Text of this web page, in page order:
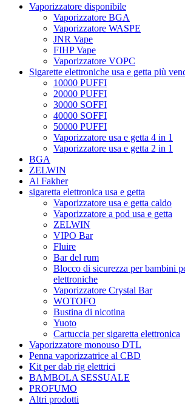
Vaporizzatore disponibile
Vaporizzatore BGA
Vaporizzatore WASPE
JNR Vape
FIHP Vape
Vaporizzatore VOPC
Sigarette elettroniche usa e getta più
10000 PUFFI
20000 PUFFI
30000 SOFFI
40000 SOFFI
50000 PUFFI
Vaporizzatore usa e getta 4 in 1
Vaporizzatore usa e getta 2 in 1
BGA
ZELWIN
Al Fakher
sigaretta elettronica usa e getta
Vaporizzatore usa e getta caldo
Vaporizzatore a pod usa e getta
ZELWIN
VIPO Bar
Fluire
Bar del rum
Blocco di sicurezza per bambini
elettroniche
Vaporizzatore Crystal Bar
WOTOFO
Bustina di nicotina
Yuoto
Cartuccia per sigaretta elettronica
Vaporizzatore monouso DTL
Penna vaporizzatrice al CBD
Kit per dab rig elettrici
BAMBOLA SESSUALE
PROFUMO
Altri prodotti